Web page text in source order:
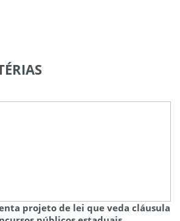
projeto de lei que veda cláusula